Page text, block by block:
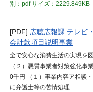
別：pdfサイズ：2229.849KB
[PDF] 広聴広報課 テレビ
会計款項目説明事業
全で安心な消費生活の実現を
（２）悪質事業者対策強化事
0千円 （１）事業内容ア相談
に弁護士等の苦情処理